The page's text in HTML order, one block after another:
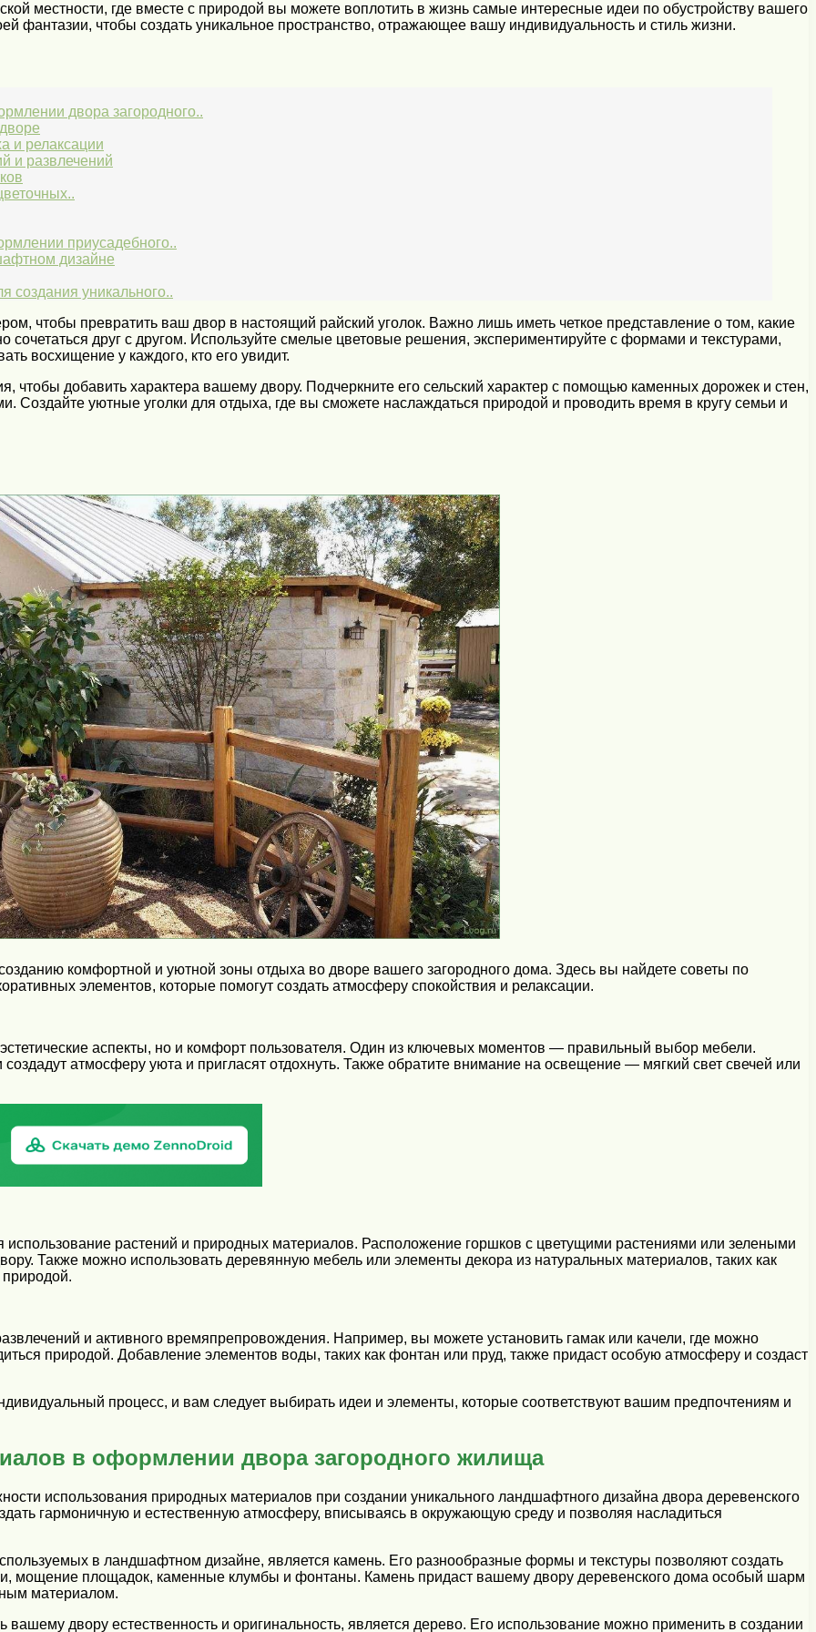
местности, где вместе с природой вы можете воплотить в жизнь самые интересные идеи по обустройству вашего
фантазии, чтобы создать уникальное пространство, отражающее вашу индивидуальность и стиль жизни.
двора загородного..
и релаксации
и развлечений
приусадебного..
дизайне
создания уникального..
чтобы превратить ваш двор в настоящий райский уголок. Важно лишь иметь четкое представление о том, какие
сочетаться друг с другом. Используйте смелые цветовые решения, экспериментируйте с формами и текстурами,
восхищение у каждого, кто его увидит.
чтобы добавить характера вашему двору. Подчеркните его сельский характер с помощью каменных дорожек и стен,
Создайте уютные уголки для отдыха, где вы сможете наслаждаться природой и проводить время в кругу семьи и
комфортной и уютной зоны отдыха во дворе вашего загородного дома. Здесь вы найдете советы по
элементов, которые помогут создать атмосферу спокойствия и релаксации.
аспекты, но и комфорт пользователя. Один из ключевых моментов — правильный выбор мебели.
атмосферу уюта и пригласят отдохнуть. Также обратите внимание на освещение — мягкий свет свечей или
растений и природных материалов. Расположение горшков с цветущими растениями или зелеными
Также можно использовать деревянную мебель или элементы декора из натуральных материалов, таких как
и активного времяпрепровождения. Например, вы можете установить гамак или качели, где можно
природой. Добавление элементов воды, таких как фонтан или пруд, также придаст особую атмосферу и создаст
процесс, и вам следует выбирать идеи и элементы, которые соответствуют вашим предпочтениям и
в оформлении двора загородного жилища
использования природных материалов при создании уникального ландшафтного дизайна двора деревенского
гармоничную и естественную атмосферу, вписываясь в окружающую среду и позволяя насладиться
в ландшафтном дизайне, является камень. Его разнообразные формы и текстуры позволяют создать
мощение площадок, каменные клумбы и фонтаны. Камень придаст вашему двору деревенского дома особый шарм
материалом.
двору естественность и оригинальность, является дерево. Его использование можно применить в создании